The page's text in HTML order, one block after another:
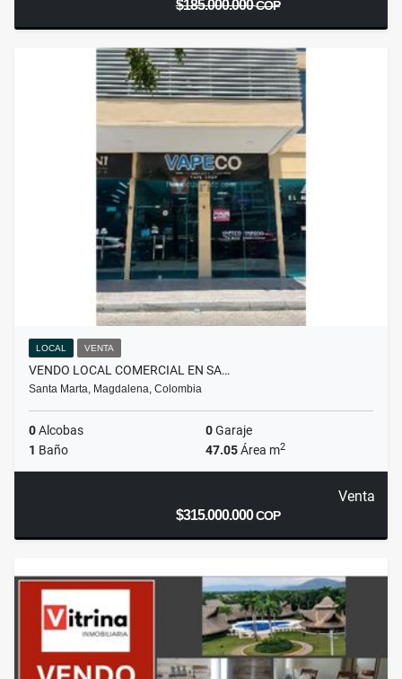
$185.000.000COP
LOCAL VENTA
VENDO LOCAL COMERCIAL EN SA…
Santa Marta, Magdalena, Colombia
0Alcobas 0Garaje
1 Baño 47.05Área m2
Venta
$315.000.000COP